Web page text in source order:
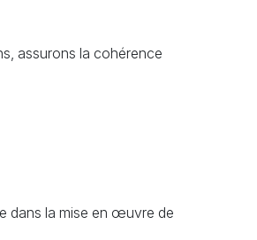
assurons la cohérence
dans la mise en œuvre de